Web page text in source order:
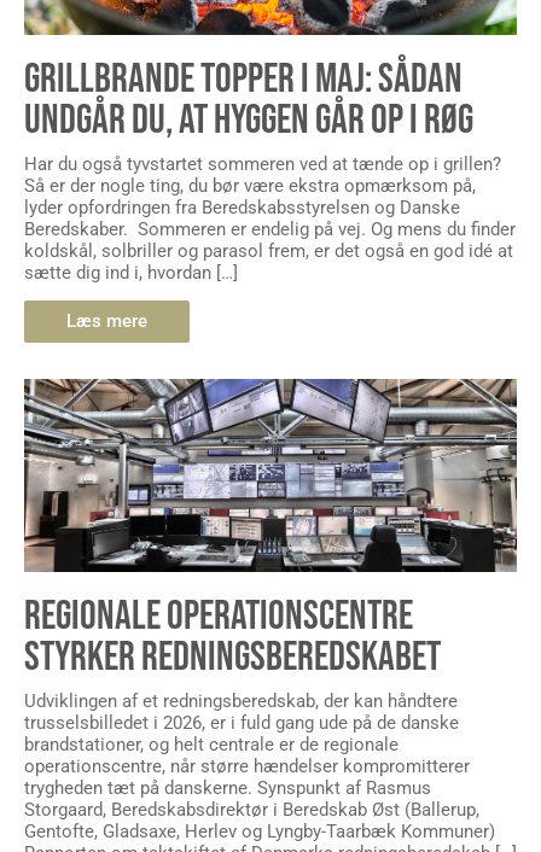
GRILLBRANDE TOPPER I MAJ: SÅDAN
UNDGÅR DU, AT HYGGEN GÅR OP I RØG
Har du også tyvstartet sommeren ved at tænde op i grillen?
Så er der nogle ting, du bør være ekstra opmærksom på,
lyder opfordringen fra Beredskabsstyrelsen og Danske
Beredskaber. Sommeren er endelig på vej. Og mens du finder
koldskål, solbriller og parasol frem, er det også en god idé at
sætte dig ind i, hvordan […]
Læs mere
REGIONALE OPERATIONSCENTRE
STYRKER REDNINGSBEREDSKABET
Udviklingen af et redningsberedskab, der kan håndtere
trusselsbilledet i 2026, er i fuld gang ude på de danske
brandstationer, og helt centrale er de regionale
operationscentre, når større hændelser kompromitterer
trygheden tæt på danskerne. Synspunkt af Rasmus
Storgaard, Beredskabsdirektør i Beredskab Øst (Ballerup,
Gentofte, Gladsaxe, Herlev og Lyngby-Taarbæk Kommuner)